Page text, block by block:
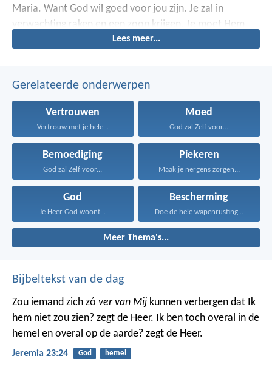
Maria. Want God wil goed voor jou zijn. Je zal in
verwachting raken en een zoon krijgen. Je moet Hem
noemen."
Lees meer...
Gerelateerde onderwerpen
Vertrouwen
Vertrouw met je hele...
Moed
God zal Zelf voor...
Bemoediging
God zal Zelf voor...
Piekeren
Maak je nergens zorgen...
God
Je Heer God woont...
Bescherming
Doe de hele wapenrusting...
Meer Thema's...
Bijbeltekst van de dag
Zou iemand zich zó ver van Mij kunnen verbergen dat Ik
hem niet zou zien? zegt de Heer. Ik ben toch overal in de
hemel en overal op de aarde? zegt de Heer.
Jeremia 23:24 God hemel